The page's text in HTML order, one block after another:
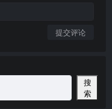
搜
索